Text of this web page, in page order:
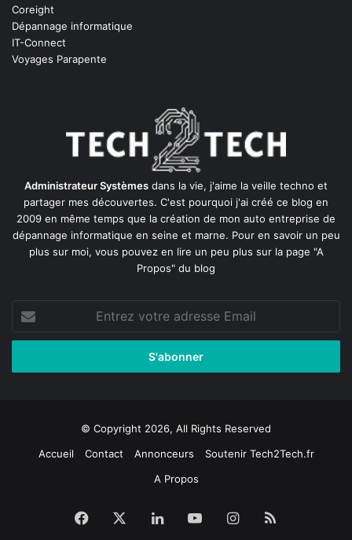
Coreight
Dépannage informatique
IT-Connect
Voyages Parapente
Administrateur Systèmes dans la vie, j'aime la veille techno et
partager mes découvertes. C'est pourquoi j'ai créé ce blog en
2009 en même temps que la création de mon auto entreprise de
dépannage informatique en seine et marne. Pour en savoir un peu
plus sur moi, vous pouvez en lire un peu plus sur la page "A
Propos" du blog
Entrez
votre
adresse
© Copyright 2026, All Rights Reserved
Accueil
Contact Annonceurs
Soutenir Tech2Tech.fr
A Propos
Facebook LinkedinYouTubeInstagram